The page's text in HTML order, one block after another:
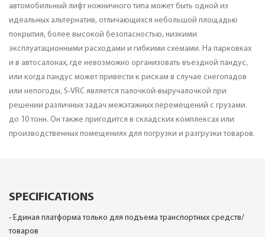
автомобильный лифт ножничного типа может быть одной из
идеальных альтернатив, отличающихся небольшой площадью
покрытия, более высокой безопасностью, низкими
эксплуатационными расходами и гибкими схемами. На парковках
и в автосалонах, где невозможно организовать въездной пандус,
или когда пандус может привести к рискам в случае снегопадов
или непогоды, S-VRC является палочкой-выручалочкой при
решении различных задач межэтажных перемещений с грузами.
до 10 тонн. Он также пригодится в складских комплексах или
производственных помещениях для погрузки и разгрузки товаров.
SPECIFICATIONS
- Единая платформа только для подъема транспортных средств/
товаров